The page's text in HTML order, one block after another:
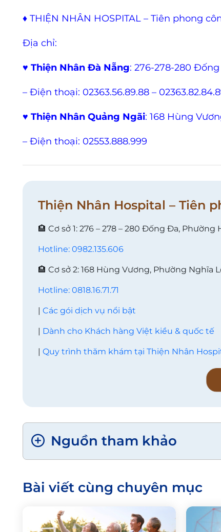
♦ THIỆN NHÂN HOSPITAL – Tiên phong
Địa chỉ:
♥ Thiện Nhân Đà Nẵng: 276-278-280
– Điện thoại: 02363.56.89.88 –
♥ Thiện Nhân Quảng Ngãi: 168 Hùng
– Điện thoại: 02553.888.999
Thiện Nhân Hospital – Tiên
🏨 Cơ sở 1: 276 – 278 – 280 Đống Đa, Phường
Hotline: 0982.135.606
🏨 Cơ sở 2: 168 Hùng Vương, Phường Nghĩa
Hotline: 0818.16.71.71
| Các gói dịch vụ nổi bật
| Dành cho Khách hàng Việt kiều & quốc tế
| Quy trình thăm khám tại Thiện Nhân
Nguồn tham khảo
Bài viết cùng chuyên mục